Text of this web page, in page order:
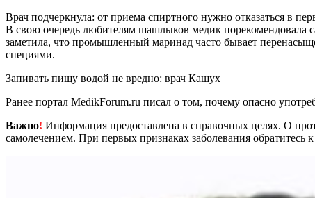
Врач подчеркнула: от приема спиртного нужно отказаться в
В свою очередь любителям шашлыков медик порекомендовала
заметила, что промышленный маринад часто бывает
специями.
Запивать пищу водой не вредно: врач Кашух
Ранее портал MedikForum.ru писал о том, почему опасно
Важно! Информация предоставлена в справочных целях. О
самолечением. При первых признаках заболевания обратитесь к